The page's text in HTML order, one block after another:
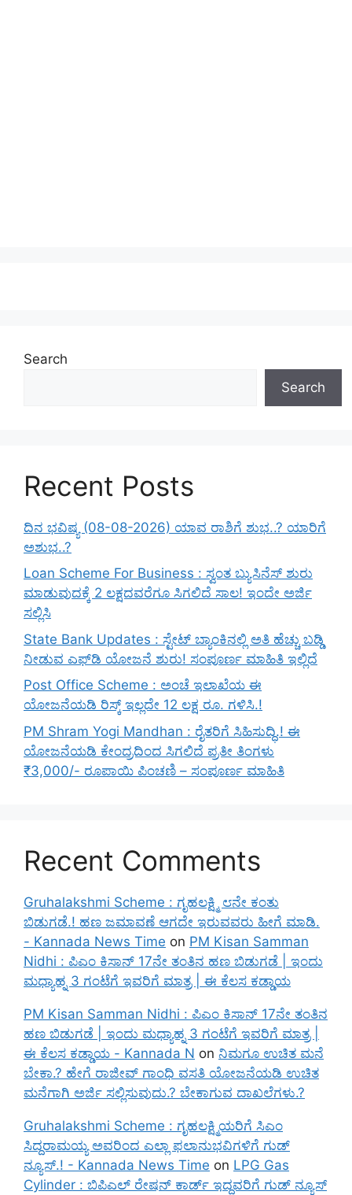
Search
Search
Recent Posts
ದಿನ ಭವಿಷ್ಯ (08-08-2026) ಯಾವ ರಾಶಿಗೆ ಶುಭ..? ಯಾರಿಗೆ
ಅಶುಭ..?
Loan Scheme For Business : ಸ್ವಂತ ಬ್ಯುಸಿನೆಸ್ ಶುರು
ಮಾಡುವುದಕ್ಕೆ 2 ಲಕ್ಷದವರೆಗೂ ಸಿಗಲಿದೆ ಸಾಲ! ಇಂದೇ ಅರ್ಜಿ
ಸಲ್ಲಿಸಿ
State Bank Updates : ಸ್ಟೇಟ್ ಬ್ಯಾಂಕಿನಲ್ಲಿ ಅತಿ ಹೆಚ್ಚು ಬಡ್ಡಿ
ನೀಡುವ ಎಫ್‌ಡಿ ಯೋಜನೆ ಶುರು! ಸಂಪೂರ್ಣ ಮಾಹಿತಿ ಇಲ್ಲಿದೆ
Post Office Scheme : ಅಂಚೆ ಇಲಾಖೆಯ ಈ
ಯೋಜನೆಯಡಿ ರಿಸ್ಕ್‌ ಇಲ್ಲದೇ 12 ಲಕ್ಷ ರೂ. ಗಳಿಸಿ.!
PM Shram Yogi Mandhan : ರೈತರಿಗೆ ಸಿಹಿಸುದ್ಧಿ.! ಈ
ಯೋಜನೆಯಡಿ ಕೇಂದ್ರದಿಂದ ಸಿಗಲಿದೆ ಪ್ರತೀ ತಿಂಗಳು
₹3,000/- ರೂಪಾಯಿ ಪಿಂಚಣಿ – ಸಂಪೂರ್ಣ ಮಾಹಿತಿ
Recent Comments
Gruhalakshmi Scheme : ಗೃಹಲಕ್ಷ್ಮಿ ೮ನೇ ಕಂತು
ಬಿಡುಗಡೆ.! ಹಣ ಜಮಾವಣೆ ಆಗದೇ ಇರುವವರು ಹೀಗೆ ಮಾಡಿ.
- Kannada News Time on PM Kisan Samman
Nidhi : ಪಿಎಂ ಕಿಸಾನ್ 17ನೇ ತಂತಿನ ಹಣ ಬಿಡುಗಡೆ | ಇಂದು
ಮಧ್ಯಾಹ್ನ 3 ಗಂಟೆಗೆ ಇವರಿಗೆ ಮಾತ್ರ | ಈ ಕೆಲಸ ಕಡ್ಡಾಯ
PM Kisan Samman Nidhi : ಪಿಎಂ ಕಿಸಾನ್ 17ನೇ ತಂತಿನ
ಹಣ ಬಿಡುಗಡೆ | ಇಂದು ಮಧ್ಯಾಹ್ನ 3 ಗಂಟೆಗೆ ಇವರಿಗೆ ಮಾತ್ರ |
ಈ ಕೆಲಸ ಕಡ್ಡಾಯ - Kannada N on ನಿಮಗೂ ಉಚಿತ ಮನೆ
ಬೇಕಾ.? ಹೇಗೆ ರಾಜೀವ್ ಗಾಂಧಿ ವಸತಿ ಯೋಜನೆಯಡಿ ಉಚಿತ
ಮನೆಗಾಗಿ ಅರ್ಜಿ ಸಲ್ಲಿಸುವುದು.? ಬೇಕಾಗುವ ದಾಖಲೆಗಳು.?
Gruhalakshmi Scheme : ಗೃಹಲಕ್ಷ್ಮಿಯರಿಗೆ ಸಿಎಂ
ಸಿದ್ದರಾಮಯ್ಯ ಅವರಿಂದ ಎಲ್ಲಾ ಫಲಾನುಭವಿಗಳಿಗೆ ಗುಡ್
ನ್ಯೂಸ್.! - Kannada News Time on LPG Gas
Cylinder : ಬಿಪಿಎಲ್ ರೇಷನ್ ಕಾರ್ಡ್ ಇದ್ದವರಿಗೆ ಗುಡ್ ನ್ಯೂಸ್